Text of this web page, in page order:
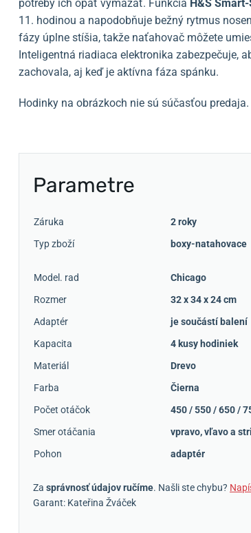
potreby ich opäť vymazať. Funkcia H&S Smart-
11. hodinou a napodobňuje bežný rytmus
fázy úplne stíšia, takže naťahovač môžete
Inteligentná riadiaca elektronika zabezpečuje,
zachovala, aj keď je aktívna fáza spánku.
Hodinky na obrázkoch nie sú súčasťou predaja.
Parametre
Záruka
2 roky
Typ zboží
boxy-natahovace
Model. rad
Chicago
Rozmer
32 x 34 x 24 cm
Adaptér
je součástí balení
Kapacita
4 kusy hodiniek
Materiál
Drevo
Farba
Čierna
Počet otáčok
450 / 550 / 650 /
Smer otáčania
vpravo, vľavo a
Pohon
adaptér
Za správnosť údajov ručíme. Našli ste chybu?
Garant: Kateřina Žváček